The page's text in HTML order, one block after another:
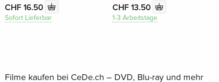
CHF 16.50
Sofort Lieferbar
CHF 13.50
1-3 Arbeitstage
Filme kaufen bei CeDe.ch – DVD, Blu-ray und mehr